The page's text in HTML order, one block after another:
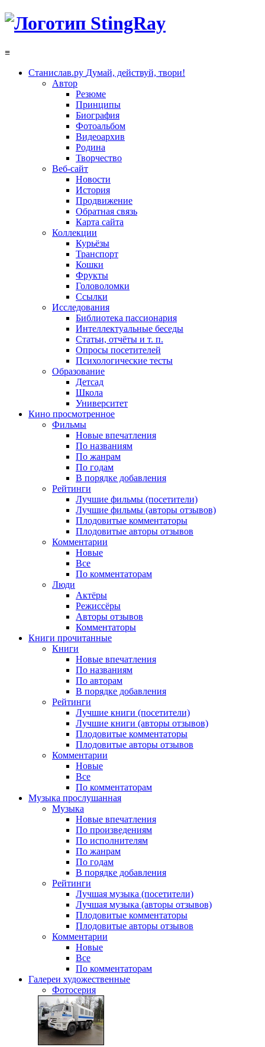
≡
Станислав.ру Думай, действуй, твори!
Автор
Резюме
Принципы
Биография
Фотоальбом
Видеоархив
Родина
Творчество
Веб-сайт
Новости
История
Продвижение
Обратная связь
Карта сайта
Коллекции
Курьёзы
Транспорт
Кошки
Фрукты
Головоломки
Ссылки
Исследования
Библиотека пассионария
Интеллектуальные беседы
Статьи, отчёты и т. п.
Опросы посетителей
Психологические тесты
Образование
Детсад
Школа
Университет
Кино просмотренное
Фильмы
Новые впечатления
По названиям
По жанрам
По годам
В порядке добавления
Рейтинги
Лучшие фильмы (посетители)
Лучшие фильмы (авторы отзывов)
Плодовитые комментаторы
Плодовитые авторы отзывов
Комментарии
Новые
Все
По комментаторам
Люди
Актёры
Режиссёры
Авторы отзывов
Комментаторы
Книги прочитанные
Книги
Новые впечатления
По названиям
По авторам
В порядке добавления
Рейтинги
Лучшие книги (посетители)
Лучшие книги (авторы отзывов)
Плодовитые комментаторы
Плодовитые авторы отзывов
Комментарии
Новые
Все
По комментаторам
Музыка прослушанная
Музыка
Новые впечатления
По произведениям
По исполнителям
По жанрам
По годам
В порядке добавления
Рейтинги
Лучшая музыка (посетители)
Лучшая музыка (авторы отзывов)
Плодовитые комментаторы
Плодовитые авторы отзывов
Комментарии
Новые
Все
По комментаторам
Галереи художественные
Фотосерия